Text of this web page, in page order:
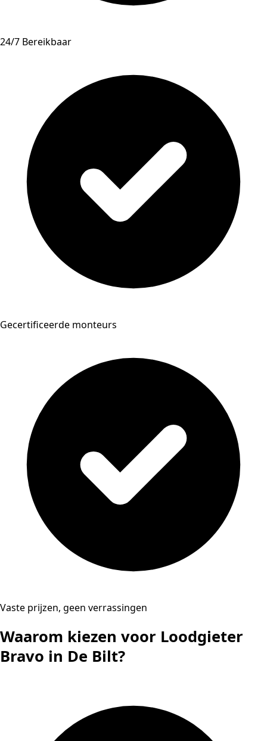
24/7 Bereikbaar
Gecertificeerde monteurs
Vaste prijzen, geen verrassingen
Waarom kiezen voor Loodgieter
Bravo in De Bilt?